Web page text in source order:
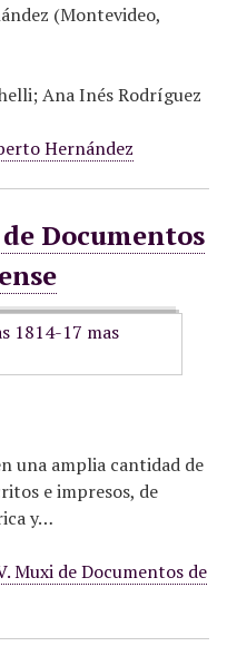
(Montevideo,
Ana Inés Rodríguez
Hernández
Documentos
una amplia cantidad de
e impresos, de
y…
Muxi de Documentos de